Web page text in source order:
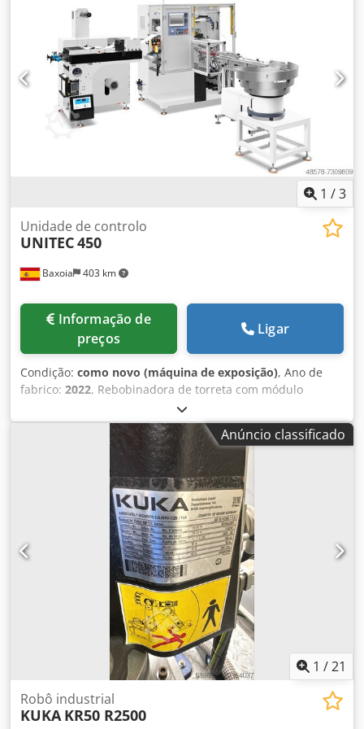
de movimento A4: ± 185° Amplitude de movimento A5: ±
120° Amplitude de movimento A6: ± 350° DETALHES DA
MÁQUINA Controlador: KR C4 compact Painel de comando:
KUKA smartPAD Desempenho de ciclo: 140 ciclos/min
Sequência de movimento: 25 mm / 305 mm / 25 mm Carga
de teste: 1 kg Temperatura ambiente durante a operação:
0 °C a 45 °C Grau de proteção de acordo com a IEC 60529:
IP65 / IP67 Grau de proteção em série de acordo com a IEC
60529: IP65 / IP67 Dimensões e peso Área de instalação:
208 mm × 208 mm Peso: aprox. 56,5 kg Posições de
montagem Chão Dcodpfeznh Rqox Ac Eek Teto Parede
1 /3
Baxoia 403 km
Unidade de controlo
UNITEC450
preços
Ligar
Condição: como novo (máquina de exposição), Ano de
fabrico: 2022, Rebobinadora de torreta com módulo
rotativo de corte e vinco opcional 450 Unidade rotativa de
corte e vinco: -Desbobinador com sistema de guia
automático -Sistema automático de controlo da tensão -
Manómetros hidráulicos Unidade de rebobinagem com 6
facas -Unidade de desmontagem com 6 facas -
Desmontagem -430 mm de largura de banda Rebobinador
de torre / revólver: -Alimentador automático a partir da
tremonha -Unidade de aplicação automática de cola -
Alimentação do mandril a partir da tremonha -ejeção
automática do produto acabado -Colagem automática do
mandril -Eixos expansíveis por ar -Sistema de etiquetagem
opcional Funções: Velocidade: 60-100 m/min Diâmetro
máximo de rebobinagem: 350 mm Largura máxima: 430
mm Largura mínima de rebobinagem: 40 mm Potência
total: 12kW Alimentação eléctrica: 3PH + N + PE
Alimentação de ar: 0,8MPa Dcsdpfsh Uctvjx Ac Eek
Máquina em stock no nosso showroom
Anúncio classificado
1 /21
Robô industrial
KUKA KR50 R2500